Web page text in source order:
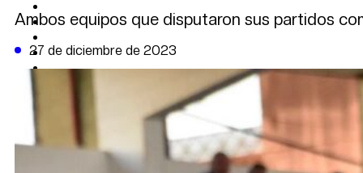
POLÍTICA
DATA FIRME
DE LA TRIBUNA TV
Ambos equipos que disputaron sus partidos
27 de diciembre de 2023